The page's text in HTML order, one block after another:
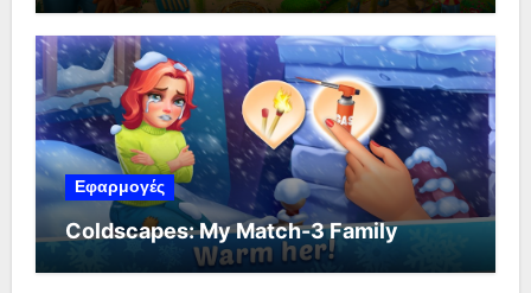
Εφαρμογές
Coldscapes: My Match-3 Family